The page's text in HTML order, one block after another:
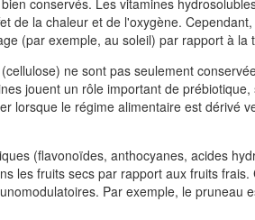
conservés. Les vitamines
de la chaleur et de l'oxygène.
(par exemple, au soleil) par rapport à la
ne sont pas seulement
jouent un rôle important de
lorsque le régime alimentaire est dérivé
(flavonoïdes, anthocyanes, acides
les fruits secs par rapport aux fruits frais.
Par exemple, le pruneau